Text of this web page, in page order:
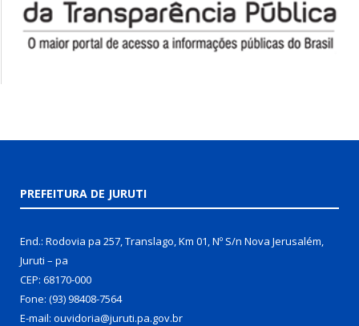
PREFEITURA DE JURUTI
End.: Rodovia pa 257, Translago, Km 01, Nº S/n Nova Jerusalém,
Juruti – pa
CEP: 68170-000
Fone: (93) 98408-7564
E-mail: ouvidoria@juruti.pa.gov.br